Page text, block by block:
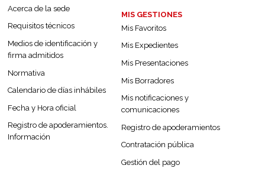
Acerca de la sede
Requisitos técnicos
Medios de identificación y
firma admitidos
Normativa
Calendario de días inhábiles
Fecha y Hora oficial
Registro de apoderamientos.
Información
MIS GESTIONES
Mis Favoritos
Mis Expedientes
Mis Presentaciones
Mis Borradores
Mis notificaciones y
comunicaciones
Registro de apoderamientos
Contratación pública
Gestión del pago